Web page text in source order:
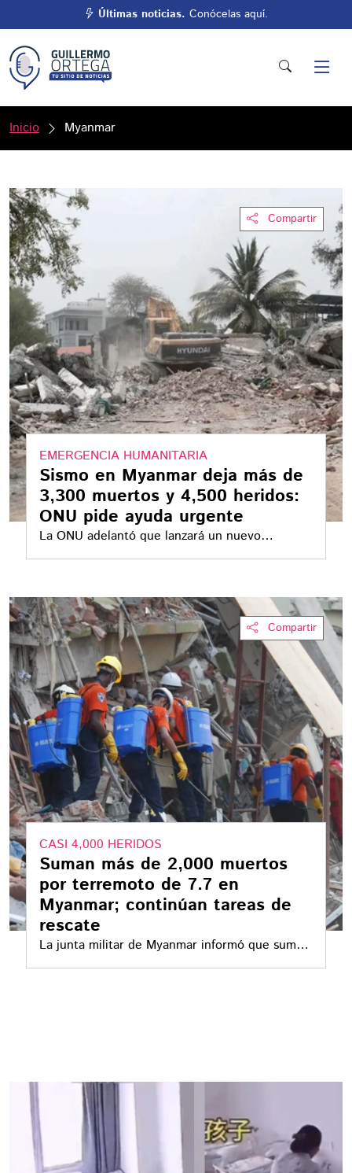
Últimas noticias. Conócelas aquí.
Inicio Myanmar
Compartir
EMERGENCIA HUMANITARIA
Sismo en Myanmar deja más de
3,300 muertos y 4,500 heridos:
ONU pide ayuda urgente
La ONU adelantó que lanzará un nuevo
llamamiento humanitario para recaudar fondos
Compartir
CASI 4,000 HERIDOS
Suman más de 2,000 muertos
por terremoto de 7.7 en
Myanmar; continúan tareas de
rescate
La junta militar de Myanmar informó que suman
más de 2,000 muertos por el potente